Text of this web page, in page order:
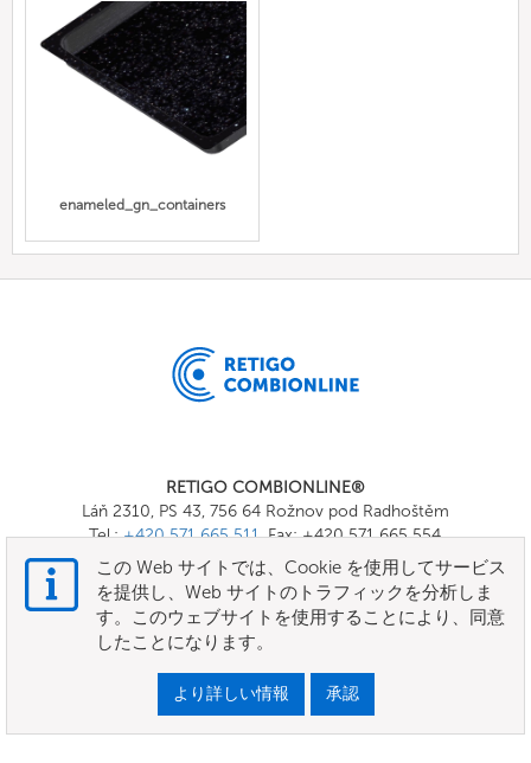
enameled_gn_containers
RETIGO COMBIONLINE®
Láň 2310, PS 43, 756 64 Rožnov pod Radhoštěm
Tel.:+420 571 665 511, Fax: +420 571 665 554
E-mail:info@combionline.com
OnlineMenu
規約と条件
この Web サイトでは、Cookie を使用してサービス
を提供し、Web サイトのトラフィックを分析しま
す。このウェブサイトを使用することにより、同意
したことになります。
より詳しい情報 承認